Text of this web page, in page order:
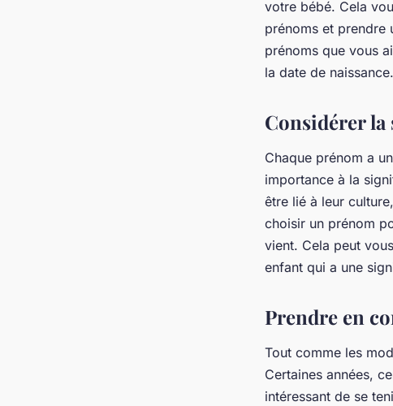
votre bébé. Cela
prénoms et prendre
prénoms que vous
la date de naissance.
Considérer
Chaque prénom a
importance à la
être lié à leur
choisir un prénom
vient. Cela peut
enfant qui a une
Prendre en
Tout comme les
Certaines années,
intéressant de se